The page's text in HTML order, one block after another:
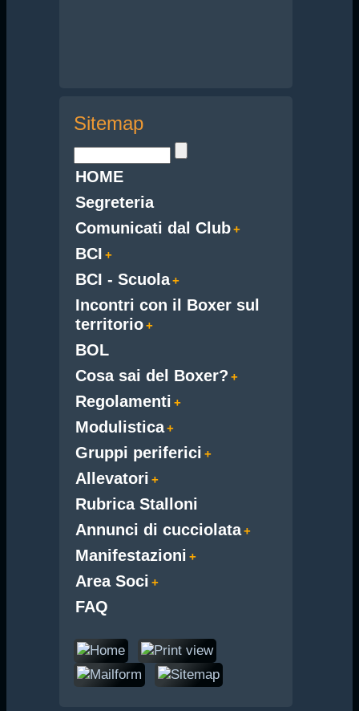
Sitemap
HOME
Segreteria
Comunicati dal Club
BCI
BCI - Scuola
Incontri con il Boxer sul
territorio
BOL
Cosa sai del Boxer?
Regolamenti
Modulistica
Gruppi periferici
Allevatori
Rubrica Stalloni
Annunci di cucciolata
Manifestazioni
Area Soci
FAQ